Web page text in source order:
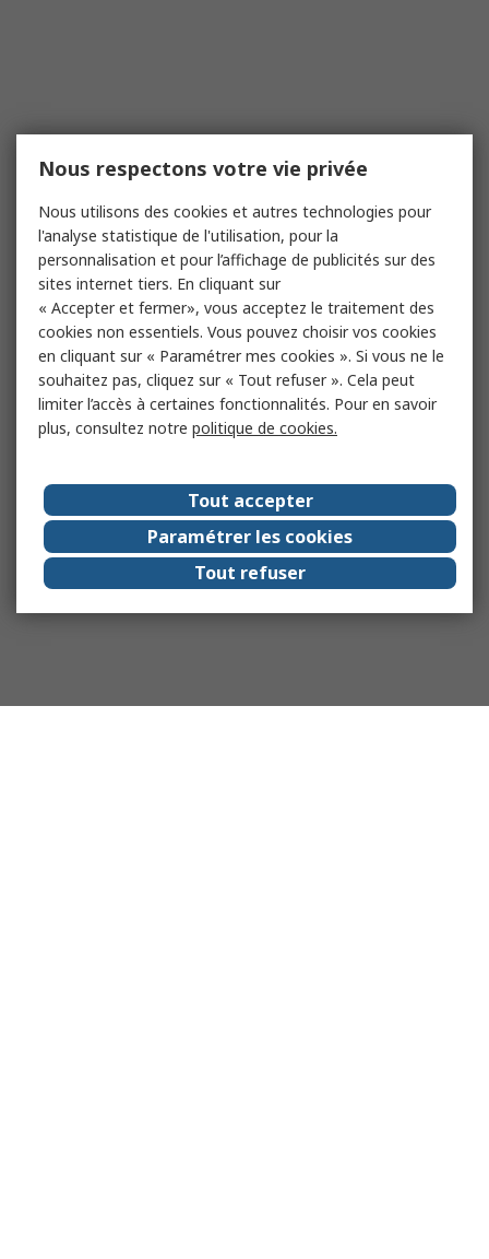
Nous respectons votre vie privée
Nous utilisons des cookies et autres technologies pour
l'analyse statistique de l'utilisation, pour la
personnalisation et pour l’affichage de publicités sur des
sites internet tiers. En cliquant sur
« Accepter et fermer», vous acceptez le traitement des
cookies non essentiels. Vous pouvez choisir vos cookies
en cliquant sur « Paramétrer mes cookies ». Si vous ne le
souhaitez pas, cliquez sur « Tout refuser ». Cela peut
limiter l’accès à certaines fonctionnalités. Pour en savoir
plus, consultez notre politique de cookies.
Tout accepter
Paramétrer les cookies
Tout refuser